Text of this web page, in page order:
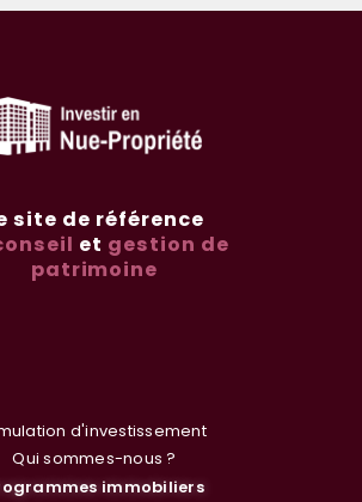
site de référence
et gestion de
patrimoine
d'investissement
Qui sommes-nous ?
immobiliers